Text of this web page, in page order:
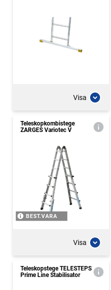
Visa
Teleskopkombistege
ZARGES Variotec V
BEST.VARA
Visa
Teleskopstege TELESTEPS
Prime Line Stabilisator